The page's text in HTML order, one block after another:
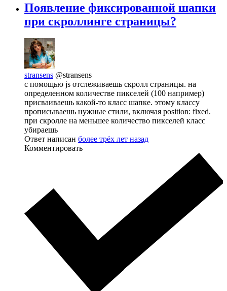
Появление фиксированной шапки
при скроллинге страницы?
stransens @stransens
с помощью js отслеживаешь скролл страницы. на
определенном количестве пикселей (100 например)
присваиваешь какой-то класс шапке. этому классу
прописываешь нужные стили, включая position: fixed.
при скролле на меньшее количество пикселей класс
убираешь
Ответ написан более трёх лет назад
Комментировать